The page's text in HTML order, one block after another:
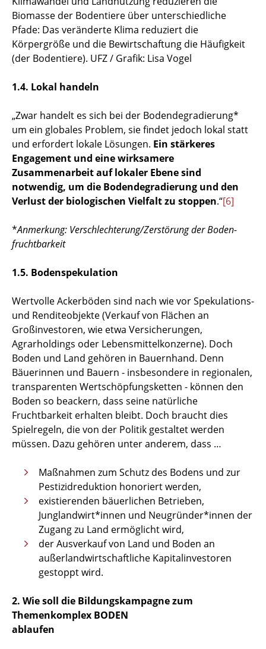
Biomasse der Bodentiere über unterschiedliche
Pfade: Das veränderte Klima reduziert die
Körpergröße und die Bewirtschaftung die Häufigkeit
(der Bodentiere). UFZ / Grafik: Lisa Vogel
1.4. Lokal handeln
„Zwar handelt es sich bei der Bodendegradierung*
um ein globales Problem, sie findet jedoch lokal statt
und erfordert lokale Lösungen. Ein stärkeres
Engagement und eine wirksamere
Zusammenarbeit auf lokaler Ebene sind
notwendig, um die Bodendegradierung und den
Verlust der biologischen Vielfalt zu stoppen.“[6]
*Anmerkung: Verschlechterung/Zerstörung der Boden-
fruchtbarkeit
1.5. Bodenspekulation
Wertvolle Ackerböden sind nach wie vor Spekulations-
und Renditeobjekte (Verkauf von Flächen an
Großinvestoren, wie etwa Versicherungen,
Agrarholdings oder Lebensmittelkonzerne). Doch
Boden und Land gehören in Bauernhand. Denn
Bäuerinnen und Bauern - insbesondere in regionalen,
transparenten Wertschöpfungsketten - können den
Boden so beackern, dass seine natürliche
Fruchtbarkeit erhalten bleibt. Doch braucht dies
Spielregeln, die von der Politik gestaltet werden
müssen. Dazu gehören unter anderem, dass …
Maßnahmen zum Schutz des Bodens und zur
Pestizidreduktion honoriert werden,
existierenden bäuerlichen Betrieben,
Junglandwirt*innen und Neugründer*innen der
Zugang zu Land ermöglicht wird,
der Ausverkauf von Land und Boden an
außerlandwirtschaftliche Kapitalinvestoren
gestoppt wird.
2. Wie soll die Bildungskampagne zum
Themenkomplex BODEN
ablaufen